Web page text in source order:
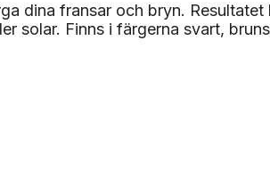
dina fransar och bryn.
solar. Finns i färgerna svart,